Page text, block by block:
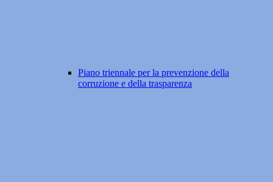
Piano triennale per la prevenzione della
corruzione e della trasparenza